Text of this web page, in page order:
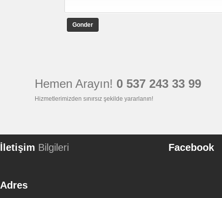
Gonder
Hemen Arayın! 0 537 243 33 99
Hizmetlerimizden sınırsız şekilde yararlanın!
İletişim Bilgileri
Adres
Facebook